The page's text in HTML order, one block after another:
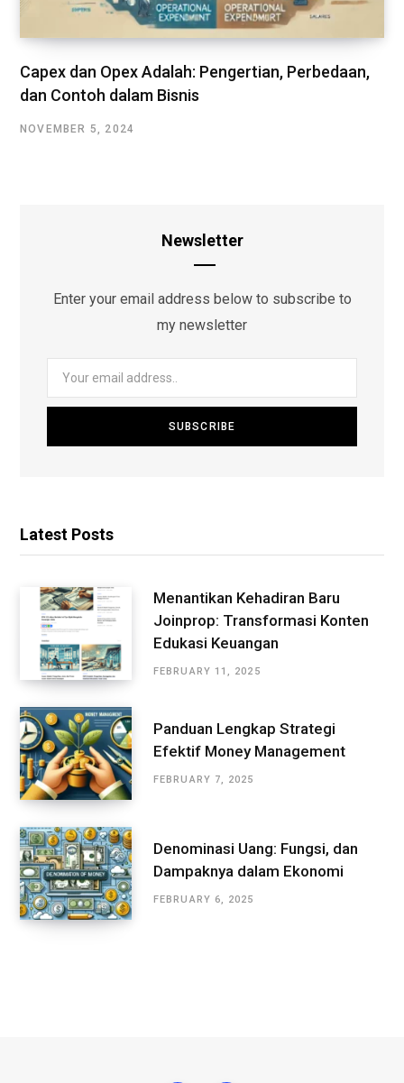
Capex dan Opex Adalah: Pengertian, Perbedaan,
dan Contoh dalam Bisnis
NOVEMBER 5, 2024
Newsletter
Enter your email address below to subscribe to
my newsletter
Latest Posts
Menantikan Kehadiran Baru
Joinprop: Transformasi Konten
Edukasi Keuangan
FEBRUARY 11, 2025
Panduan Lengkap Strategi
Efektif Money Management
FEBRUARY 7, 2025
Denominasi Uang: Fungsi, dan
Dampaknya dalam Ekonomi
FEBRUARY 6, 2025